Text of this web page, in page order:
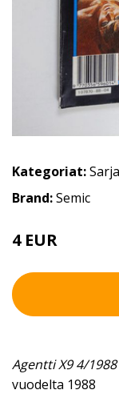
Kategoriat:
Brand:Semic
4 EUR
Agentti X9 4/1988
vuodelta 1988